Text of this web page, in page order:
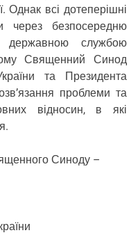
Однак всі дотеперішні
через безпосередню
державною службою
Священний Синод
та Президента
проблеми та
відносин, в які
Синоду –